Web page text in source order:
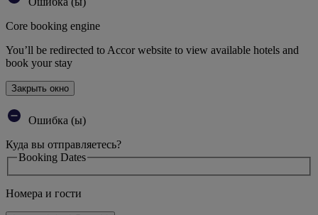
Core booking engine
You’ll be redirected to Accor website to view available hotels and
book your stay
Закрыть окно
Ошибка (ы)
Куда вы отправляетесь?
Booking Dates
Номера и гости